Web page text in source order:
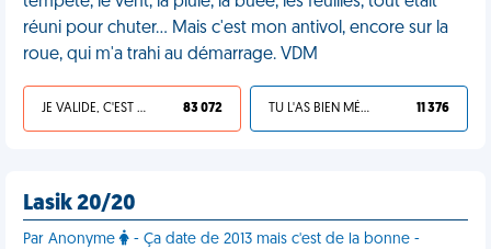
réuni pour chuter… Mais c'est mon antivol, encore sur la
roue, qui m'a trahi au démarrage. VDM
JE VALIDE, C'EST UNE VDM 83 072 TU L'AS BIEN MÉRITÉ 11 376
Lasik 20/20
Par Anonyme
- Ça date de 2013 mais c'est de la bonne -